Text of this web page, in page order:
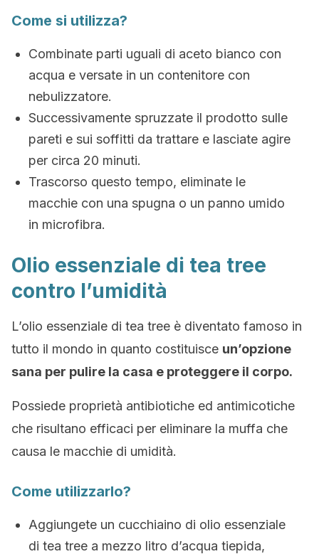
Come si utilizza?
Combinate parti uguali di aceto bianco con
acqua e versate in un contenitore con
nebulizzatore.
Successivamente spruzzate il prodotto sulle
pareti e sui soffitti da trattare e lasciate agire
per circa 20 minuti.
Trascorso questo tempo, eliminate le
macchie con una spugna o un panno umido
in microfibra.
Olio essenziale di tea tree
contro l’umidità
L’olio essenziale di tea tree è diventato famoso in
tutto il mondo in quanto costituisce un’opzione
sana per pulire la casa e proteggere il corpo.
Possiede proprietà antibiotiche ed antimicotiche
che risultano efficaci per eliminare la muffa che
causa le macchie di umidità.
Come utilizzarlo?
Aggiungete un cucchiaino di olio essenziale
di tea tree a mezzo litro d’acqua tiepida,